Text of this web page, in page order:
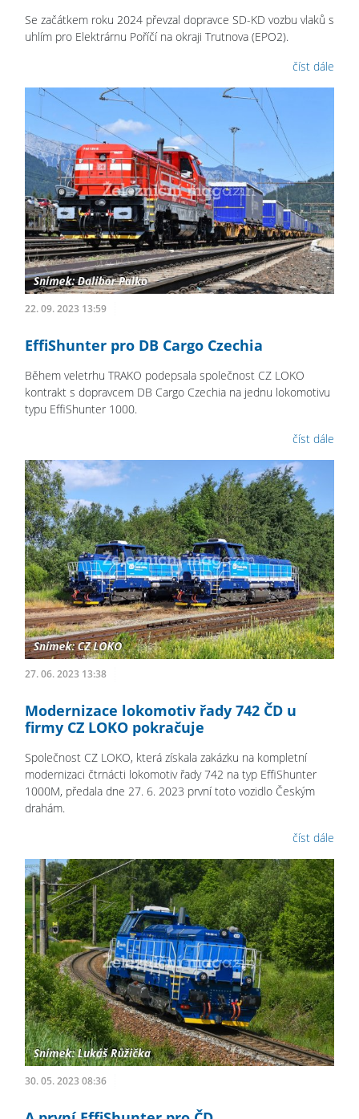
Se začátkem roku 2024 převzal dopravce SD-KD vozbu vlaků s
uhlím pro Elektrárnu Poříčí na okraji Trutnova (EPO2).
číst dále
22. 09. 2023 13:59
EffiShunter pro DB Cargo Czechia
Během veletrhu TRAKO podepsala společnost CZ LOKO
kontrakt s dopravcem DB Cargo Czechia na jednu lokomotivu
typu EffiShunter 1000.
číst dále
27. 06. 2023 13:38
Modernizace lokomotiv řady 742 ČD u
firmy CZ LOKO pokračuje
Společnost CZ LOKO, která získala zakázku na kompletní
modernizaci čtrnácti lokomotiv řady 742 na typ EffiShunter
1000M, předala dne 27. 6. 2023 první toto vozidlo Českým
drahám.
číst dále
30. 05. 2023 08:36